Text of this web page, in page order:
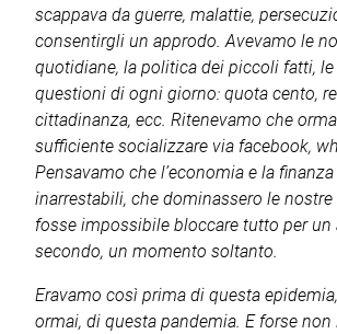
scappava da guerre, malattie,
consentirgli un approdo. Avevamo le
quotidiane, la politica dei piccoli fatti,
questioni di ogni giorno: quota cento,
cittadinanza, ecc. Ritenevamo che
sufficiente socializzare via facebook,
Pensavamo che l’economia e la
inarrestabili, che dominassero le nostre
fosse impossibile bloccare tutto per un
secondo, un momento soltanto.
Eravamo così prima di questa
ormai, di questa pandemia. E forse non